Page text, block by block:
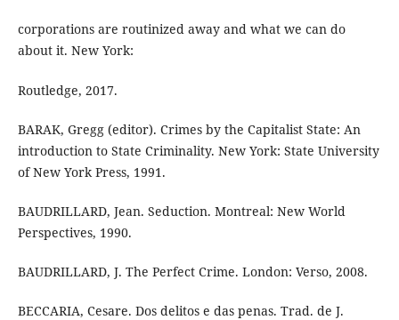
corporations are routinized away and what we can do
about it. New York:
Routledge, 2017.
BARAK, Gregg (editor). Crimes by the Capitalist State: An
introduction to State Criminality. New York: State University
of New York Press, 1991.
BAUDRILLARD, Jean. Seduction. Montreal: New World
Perspectives, 1990.
BAUDRILLARD, J. The Perfect Crime. London: Verso, 2008.
BECCARIA, Cesare. Dos delitos e das penas. Trad. de J.